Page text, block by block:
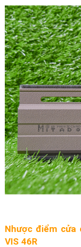
Nhược điểm cửa
VIS 46R